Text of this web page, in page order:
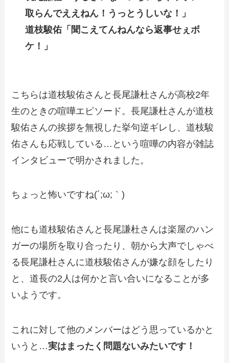
取らんでええねん！うっとうしいな！」
道枝駿佑「聞こえてんねんなら返事せぇボ
ケ！」
こちらは道枝駿佑さんと長尾謙杜さんが高校2年
生のときの喧嘩エピソード。長尾謙杜さんが道枝
駿佑さんの挨拶を無視した挙句逆ギレし、道枝駿
佑さんも応戦している…という喧嘩の内容が雑誌
インタビューで明かされました。
ちょっと怖いですね(´;ω;｀)
他にも道枝駿佑さんと長尾謙杜さんは楽屋のハン
ガーの場所を取り合ったり、朝から大声でしゃべ
る長尾謙杜さんに道枝駿佑さんが嫌な顔をしたり
と、道長の2人は何かと言い合いになることが多
いようです。
これに対して他のメンバーはどう思っているかと
いうと…実はまったく問題ないみたいです！